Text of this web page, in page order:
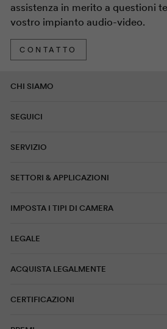
assistenza in merito a questioni
vostro impianto audio-video.
CONTATTO
CHI SIAMO
SEGUICI
SERVIZIO
SETTORI & APPLICAZIONI
IMPOSTA I TIPI DI CAMERA
LEGALE
ACQUISTA LEGALMENTE
CERTIFICAZIONI